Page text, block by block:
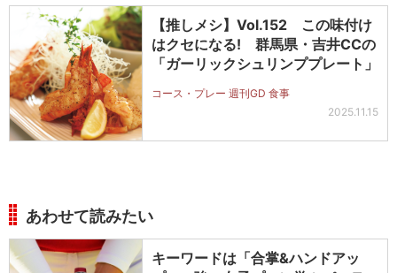
【推しメシ】Vol.152 この味付け
はクセになる! 群馬県・吉井CCの
「ガーリックシュリンププレート」
コース・プレー 週刊GD 食事
2025.11.15
あわせて読みたい
キーワードは「合掌&ハンドアッ